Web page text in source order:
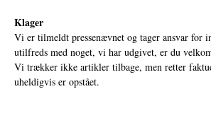
Klager
Vi er tilmeldt pressenævnet og tager ansvar for
utilfreds med noget, vi har udgivet, er du
Vi trækker ikke artikler tilbage, men retter
uheldigvis er opstået.